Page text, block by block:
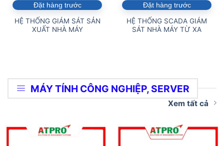
Đặt hàng trước
HỆ THỐNG GIÁM SÁT SẢN
XUẤT NHÀ MÁY
Đặt hàng trước
HỆ THỐNG SCADA GIÁM
SÁT NHÀ MÁY TỪ XA
MÁY TÍNH CÔNG NGHIỆP, SERVER
Xem tất cả